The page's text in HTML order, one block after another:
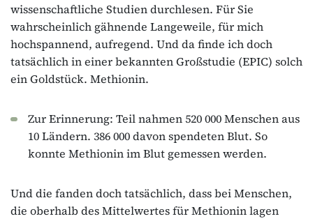
wissenschaftliche Studien durchlesen. Für Sie
wahrscheinlich gähnende Langeweile, für mich
hochspannend, aufregend. Und da finde ich doch
tatsächlich in einer bekannten Großstudie (EPIC) solch
ein Goldstück. Methionin.
Zur Erinnerung: Teil nahmen 520 000 Menschen aus
10 Ländern. 386 000 davon spendeten Blut. So
konnte Methionin im Blut gemessen werden.
Und die fanden doch tatsächlich, dass bei Menschen,
die oberhalb des Mittelwertes für Methionin lagen